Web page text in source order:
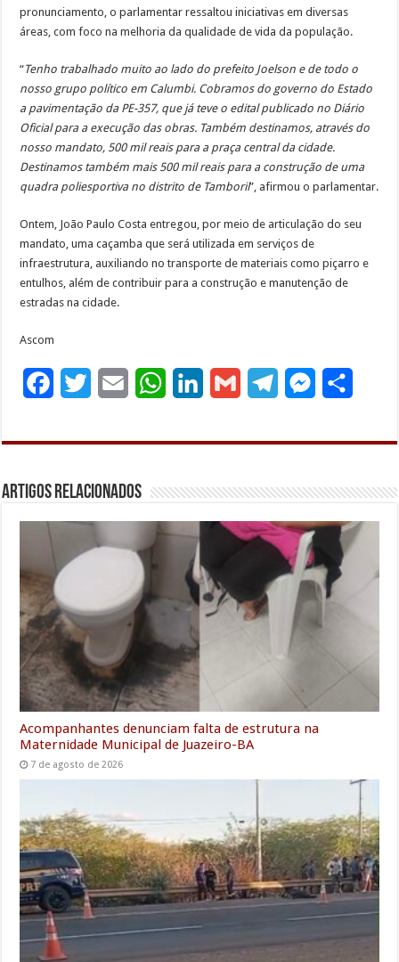
pronunciamento, o parlamentar ressaltou iniciativas em diversas
áreas, com foco na melhoria da qualidade de vida da população.
“Tenho trabalhado muito ao lado do prefeito Joelson e de todo o
nosso grupo político em Calumbi. Cobramos do governo do Estado
a pavimentação da PE-357, que já teve o edital publicado no Diário
Oficial para a execução das obras. Também destinamos, através do
nosso mandato, 500 mil reais para a praça central da cidade.
Destinamos também mais 500 mil reais para a construção de uma
quadra poliesportiva no distrito de Tamboril”, afirmou o parlamentar.
Ontem, João Paulo Costa entregou, por meio de articulação do seu
mandato, uma caçamba que será utilizada em serviços de
infraestrutura, auxiliando no transporte de materiais como piçarro e
entulhos, além de contribuir para a construção e manutenção de
estradas na cidade.
Ascom
c
b
o
k
i
t
a
l
W
a
s
A
n
e
I
n
a
l
l
g
r
a
M
s
e
n
g
e
r
a
e
Artigos Relacionados
Acompanhantes denunciam falta de estrutura na
Maternidade Municipal de Juazeiro-BA
7 de agosto de 2026